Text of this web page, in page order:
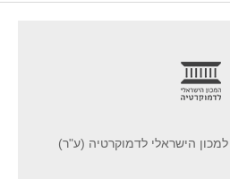
הישראלי לדמוקרטיה (ע"ר)